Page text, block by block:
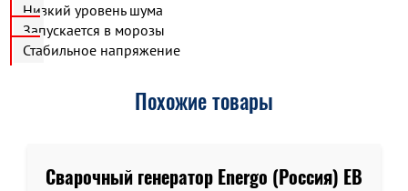
Низкий уровень шума
Запускается в морозы
Стабильное напряжение
Похожие товары
Сварочный генератор Energo (Россия) EB